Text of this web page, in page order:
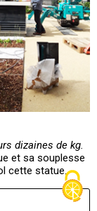
dizaines de kg.
et sa souplesse
cette statue.